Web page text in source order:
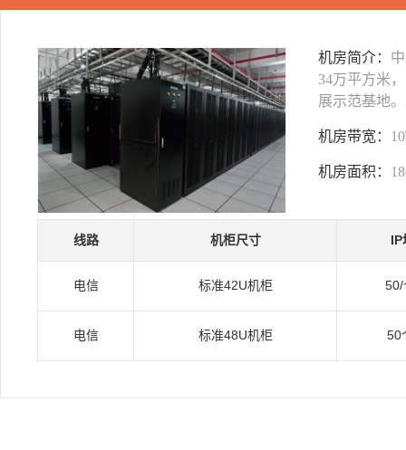
机房简介：
34万平方米
展示范基地
机房带宽：
机房面积：
线路 机柜尺寸 IP
电信 标准42U机柜 50/
电信 标准48U机柜 50